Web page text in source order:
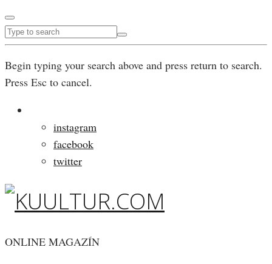
Begin typing your search above and press return to search.
Press Esc to cancel.
instagram
facebook
twitter
ONLINE MAGAZÍN